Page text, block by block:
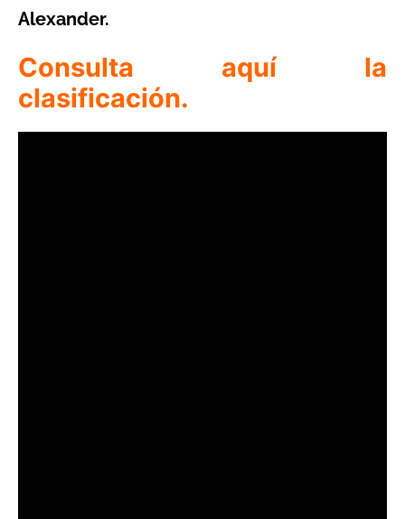
Alexander.
Consulta aquí la
clasificación.